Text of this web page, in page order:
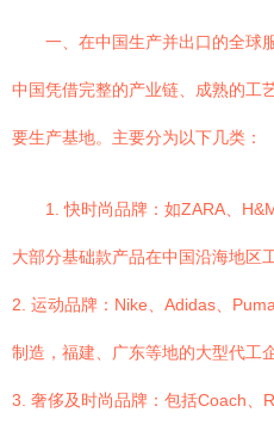
一、在中国生产并出口的全球
中国凭借完整的产业链、成熟的工
要生产基地。主要分为以下几类：
1. 快时尚品牌：如ZARA、
大部分基础款产品在中国沿海地区
2. 运动品牌：Nike、Adidas、
制造，福建、广东等地的大型代工
3. 奢侈及时尚品牌：包括Coach、